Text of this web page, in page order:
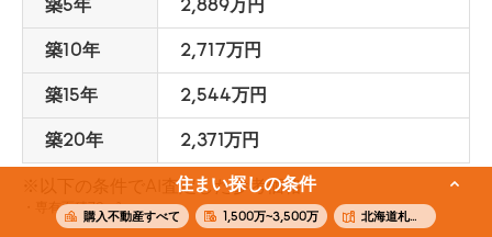
築5年 2,889万円
築10年 2,717万円
築15年 2,544万円
築20年 2,371万円
※以下の条件でAI査定した参考価格
専有面積70m²
住まい探しの条件
購入不動産すべて 1,500万~3,500万 北海道札幌市豊平区月寒東五条